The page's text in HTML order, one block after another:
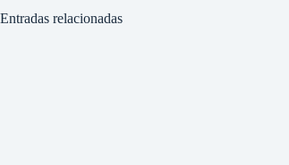
Entradas relacionadas